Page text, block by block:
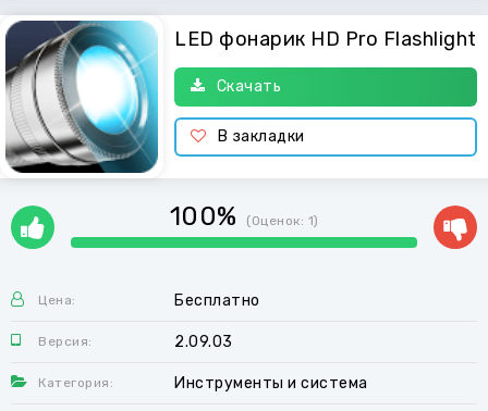
LED фонарик HD Pro Flashlight
Скачать
В закладки
100% (Оценок: 1)
Цена: Бесплатно
Версия: 2.09.03
Категория: Инструменты и система